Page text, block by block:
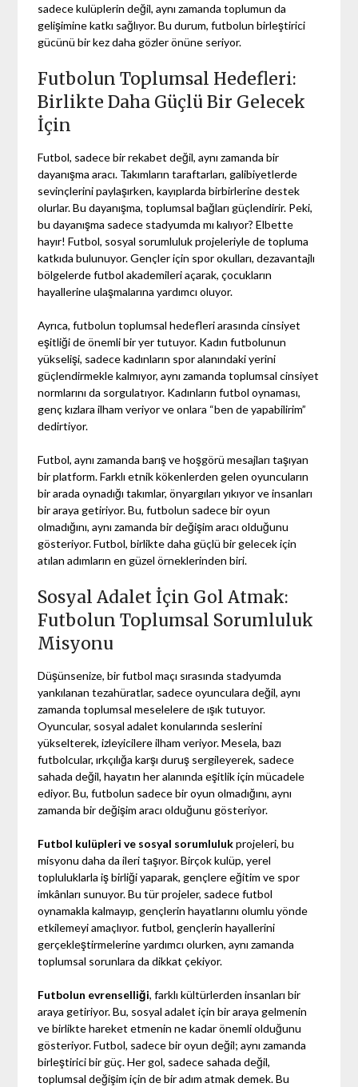
sadece kulüplerin değil, aynı zamanda toplumun da
gelişimine katkı sağlıyor. Bu durum, futbolun birleştirici
gücünü bir kez daha gözler önüne seriyor.
Futbolun Toplumsal Hedefleri:
Birlikte Daha Güçlü Bir Gelecek
İçin
Futbol, sadece bir rekabet değil, aynı zamanda bir
dayanışma aracı. Takımların taraftarları, galibiyetlerde
sevinçlerini paylaşırken, kayıplarda birbirlerine destek
olurlar. Bu dayanışma, toplumsal bağları güçlendirir. Peki,
bu dayanışma sadece stadyumda mı kalıyor? Elbette
hayır! Futbol, sosyal sorumluluk projeleriyle de topluma
katkıda bulunuyor. Gençler için spor okulları, dezavantajlı
bölgelerde futbol akademileri açarak, çocukların
hayallerine ulaşmalarına yardımcı oluyor.
Ayrıca, futbolun toplumsal hedefleri arasında cinsiyet
eşitliği de önemli bir yer tutuyor. Kadın futbolunun
yükselişi, sadece kadınların spor alanındaki yerini
güçlendirmekle kalmıyor, aynı zamanda toplumsal cinsiyet
normlarını da sorgulatıyor. Kadınların futbol oynaması,
genç kızlara ilham veriyor ve onlara “ben de yapabilirim”
dedirtiyor.
Futbol, aynı zamanda barış ve hoşgörü mesajları taşıyan
bir platform. Farklı etnik kökenlerden gelen oyuncuların
bir arada oynadığı takımlar, önyargıları yıkıyor ve insanları
bir araya getiriyor. Bu, futbolun sadece bir oyun
olmadığını, aynı zamanda bir değişim aracı olduğunu
gösteriyor. Futbol, birlikte daha güçlü bir gelecek için
atılan adımların en güzel örneklerinden biri.
Sosyal Adalet İçin Gol Atmak:
Futbolun Toplumsal Sorumluluk
Misyonu
Düşünsenize, bir futbol maçı sırasında stadyumda
yankılanan tezahüratlar, sadece oyunculara değil, aynı
zamanda toplumsal meselelere de ışık tutuyor.
Oyuncular, sosyal adalet konularında seslerini
yükselterek, izleyicilere ilham veriyor. Mesela, bazı
futbolcular, ırkçılığa karşı duruş sergileyerek, sadece
sahada değil, hayatın her alanında eşitlik için mücadele
ediyor. Bu, futbolun sadece bir oyun olmadığını, aynı
zamanda bir değişim aracı olduğunu gösteriyor.
Futbol kulüpleri ve sosyal sorumlulukprojeleri, bu
misyonu daha da ileri taşıyor. Birçok kulüp, yerel
topluluklarla iş birliği yaparak, gençlere eğitim ve spor
imkânları sunuyor. Bu tür projeler, sadece futbol
oynamakla kalmayıp, gençlerin hayatlarını olumlu yönde
etkilemeyi amaçlıyor. futbol, gençlerin hayallerini
gerçekleştirmelerine yardımcı olurken, aynı zamanda
toplumsal sorunlara da dikkat çekiyor.
Futbolun evrenselliği, farklı kültürlerden insanları bir
araya getiriyor. Bu, sosyal adalet için bir araya gelmenin
ve birlikte hareket etmenin ne kadar önemli olduğunu
gösteriyor. Futbol, sadece bir oyun değil; aynı zamanda
birleştirici bir güç. Her gol, sadece sahada değil,
toplumsal değişim için de bir adım atmak demek. Bu